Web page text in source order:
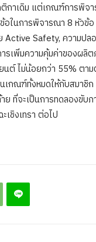
าเดิม แต่เกณฑ์การพิจา
นการพิจารณา 8 หัวข้
Active Safety, ความป
ารเพิ่มความคุ้มค่าของ
นต์ ไม่น้อยกว่า 55% ต
ณฑ์ทั้งหมดให้กับสมาชิก
ที่จะเป็นการทดลองขั
ชิงเทรา ต่อไป